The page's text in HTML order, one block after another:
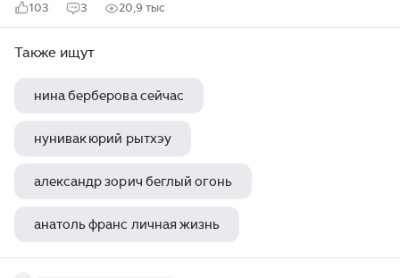
103 3 20,9 тыс
Также ищут
нина берберова сейчас
нунивак юрий рытхэу
александр зорич беглый огонь
анатоль франс личная жизнь